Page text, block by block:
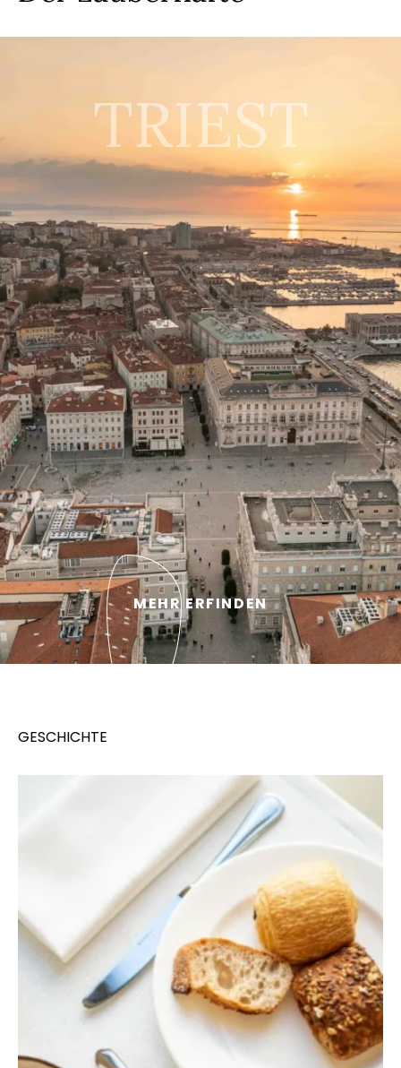
TRIEST
MEHR ERFINDEN
GESCHICHTE